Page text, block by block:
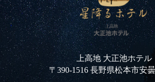
上高地 大正池ホテル
〒390-1516 長野県松本市安